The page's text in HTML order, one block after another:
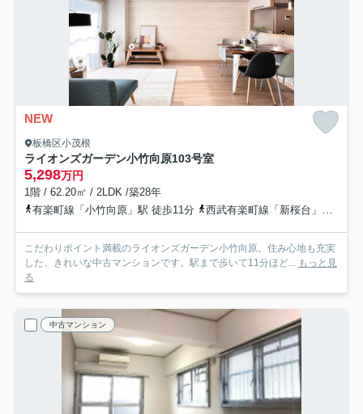
NEW
板橋区小茂根
ライオンズガーデン小竹向原103号室
5,298万円
1階 / 62.20㎡ / 2LDK /築28年
有楽町線「小竹向原」駅 徒歩11分
西武有楽町線「新桜台」駅 徒歩16分
こだわりポイント満載のライオンズガーデン小竹向原。住み心地も充実
した、きれいな中古マンションです。駅まで歩いて11分ほど... もっと見
る
中古マンション